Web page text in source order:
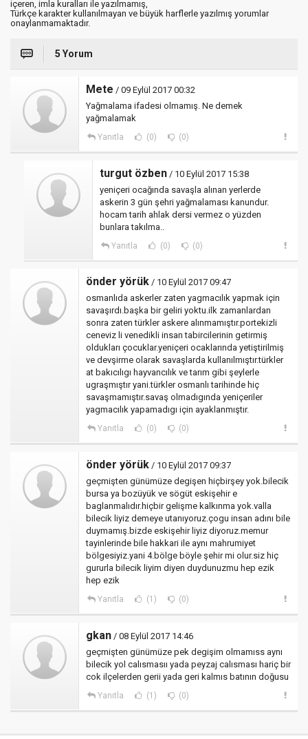
içeren, imla kuralları ile yazılmamış,
Türkçe karakter kullanılmayan ve büyük harflerle yazılmış yorumlar
onaylanmamaktadır.
5 Yorum
Mete / 09 Eylül 2017 00:32
Yağmalama ifadesi olmamış. Ne demek
yağmalamak
Yanıtla (0) (0)
turgut özben / 10 Eylül 2017 15:38
yeniçeri ocağında savaşla alınan yerlerde
askerin 3 gün şehri yağmalaması kanundur.
hocam tarih ahlak dersi vermez o yüzden
bunlara takılma..
Yanıtla (0) (0)
önder yörük / 10 Eylül 2017 09:47
osmanlıda askerler zaten yagmacılık yapmak için
savaşırdı.başka bir geliri yoktu.ilk zamanlardan
sonra zaten türkler askere alınmamıştır.portekizli
ceneviz li venedikli insan tabircilerinin getirmiş
oldukları çocuklar.yeniçeri ocaklarında yetiştirilmiş
ve devşirme olarak savaşlarda kullanılmıştır.türkler
at bakıcılıgı hayvancılık ve tarım gibi şeylerle
ugraşmıştır yani.türkler osmanlı tarihinde hiç
savaşmamıştır.savaş olmadıgında yeniçeriler
yagmacılık yapamadıgı için ayaklanmıştır.
Yanıtla (0) (0)
önder yörük / 10 Eylül 2017 09:37
geçmişten günümüze degişen hiçbirşey yok.bilecik
bursa ya bozüyük ve sögüt eskişehir e
baglanmalıdır.hiçbir gelişme kalkınma yok.valla
bilecik liyiz demeye utanıyoruz.çogu insan adını bile
duymamış.bizde eskişehir liyiz diyoruz.memur
tayinlerinde bile hakkari ile aynı mahrumiyet
bölgesiyiz.yani 4.bölge böyle şehir mi olur.siz hiç
gururla bilecik liyim diyen duydunuzmu hep ezik
hep ezik
Yanıtla (1) (0)
gkan / 08 Eylül 2017 14:46
geçmişten günümüze pek degişim olmamıss aynı
bilecik yol calısmasıı yada peyzaj calısması hariç bir
cok ilçelerden gerii yada geri kalmıs batının doğusu
Yanıtla (1) (0)